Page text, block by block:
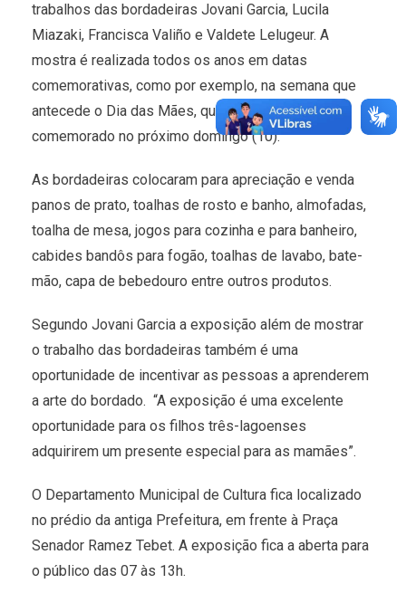
trabalhos das bordadeiras Jovani Garcia, Lucila
Miazaki, Francisca Valiño e Valdete Lelugeur. A
mostra é realizada todos os anos em datas
comemorativas, como por exemplo, na semana que
antecede o Dia das Mães, que neste ano será
comemorado no próximo domingo (10).
As bordadeiras colocaram para apreciação e venda
panos de prato, toalhas de rosto e banho, almofadas,
toalha de mesa, jogos para cozinha e para banheiro,
cabides bandôs para fogão, toalhas de lavabo, bate-
mão, capa de bebedouro entre outros produtos.
Segundo Jovani Garcia a exposição além de mostrar
o trabalho das bordadeiras também é uma
oportunidade de incentivar as pessoas a aprenderem
a arte do bordado. “A exposição é uma excelente
oportunidade para os filhos três-lagoenses
adquirirem um presente especial para as mamães”.
O Departamento Municipal de Cultura fica localizado
no prédio da antiga Prefeitura, em frente à Praça
Senador Ramez Tebet. A exposição fica a aberta para
o público das 07 às 13h.